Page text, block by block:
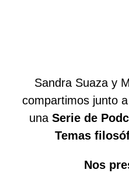
Sandra Suaza y
compartimos junto
una Serie de
Temas
Nos